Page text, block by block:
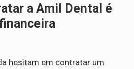
a Amil Dental é
hesitam em contratar um